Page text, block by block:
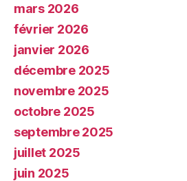
mars 2026
février 2026
janvier 2026
décembre 2025
novembre 2025
octobre 2025
septembre 2025
juillet 2025
juin 2025